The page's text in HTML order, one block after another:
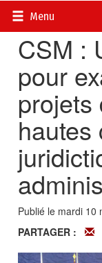
Menu
Accueil>
CSM :
pour
projets
hautes
Publié le mardi 10
PARTAGER :